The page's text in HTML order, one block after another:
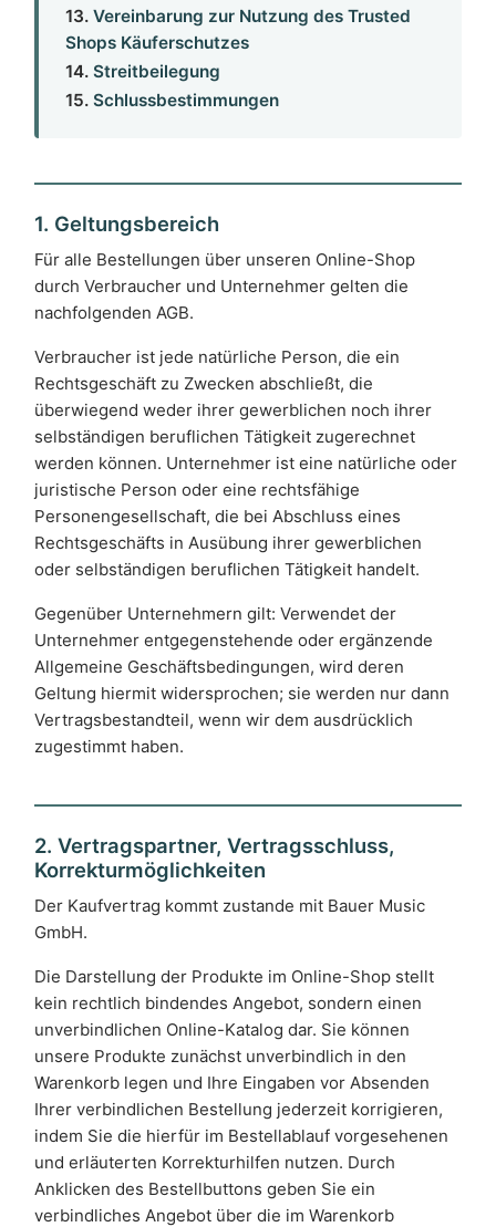
13. Vereinbarung zur Nutzung des Trusted
Shops Käuferschutzes
14. Streitbeilegung
15. Schlussbestimmungen
1. Geltungsbereich
Für alle Bestellungen über unseren Online-Shop
durch Verbraucher und Unternehmer gelten die
nachfolgenden AGB.
Verbraucher ist jede natürliche Person, die ein
Rechtsgeschäft zu Zwecken abschließt, die
überwiegend weder ihrer gewerblichen noch ihrer
selbständigen beruflichen Tätigkeit zugerechnet
werden können. Unternehmer ist eine natürliche oder
juristische Person oder eine rechtsfähige
Personengesellschaft, die bei Abschluss eines
Rechtsgeschäfts in Ausübung ihrer gewerblichen
oder selbständigen beruflichen Tätigkeit handelt.
Gegenüber Unternehmern gilt: Verwendet der
Unternehmer entgegenstehende oder ergänzende
Allgemeine Geschäftsbedingungen, wird deren
Geltung hiermit widersprochen; sie werden nur dann
Vertragsbestandteil, wenn wir dem ausdrücklich
zugestimmt haben.
2. Vertragspartner, Vertragsschluss,
Korrekturmöglichkeiten
Der Kaufvertrag kommt zustande mit Bauer Music
GmbH.
Die Darstellung der Produkte im Online-Shop stellt
kein rechtlich bindendes Angebot, sondern einen
unverbindlichen Online-Katalog dar. Sie können
unsere Produkte zunächst unverbindlich in den
Warenkorb legen und Ihre Eingaben vor Absenden
Ihrer verbindlichen Bestellung jederzeit korrigieren,
indem Sie die hierfür im Bestellablauf vorgesehenen
und erläuterten Korrekturhilfen nutzen. Durch
Anklicken des Bestellbuttons geben Sie ein
verbindliches Angebot über die im Warenkorb